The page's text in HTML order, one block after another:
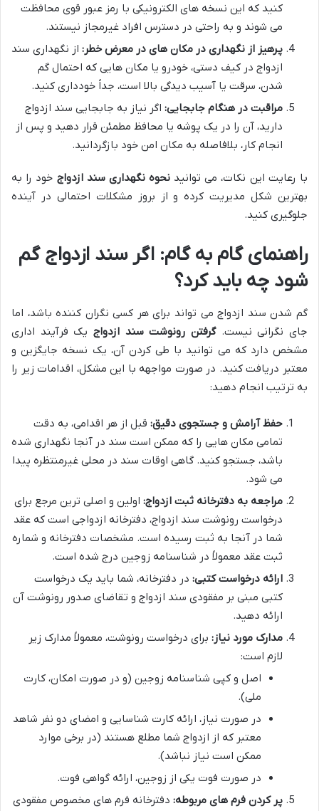
کنید که این نسخه های الکترونیکی با رمز عبور قوی محافظت
می شوند و به راحتی در دسترس افراد غیرمجاز نیستند.
پرهیز از نگهداری در مکان های در معرض خطر: از نگهداری سند
ازدواج در کیف دستی، خودرو یا مکان هایی که احتمال گم
شدن، سرقت یا آسیب دیدگی بالا است، جداً خودداری کنید.
مراقبت در هنگام جابجایی: اگر نیاز به جابجایی سند ازدواج
دارید، آن را در یک پوشه یا محافظ مطمئن قرار دهید و پس از
انجام کار، بلافاصله به مکان امن خود بازگردانید.
با رعایت این نکات، می توانید نحوه نگهداری سند ازدواج خود را به
بهترین شکل مدیریت کرده و از بروز مشکلات احتمالی در آینده
جلوگیری کنید.
راهنمای گام به گام: اگر سند ازدواج گم
شود چه باید کرد؟
گم شدن سند ازدواج می تواند برای هر کسی نگران کننده باشد، اما
جای نگرانی نیست.گرفتن رونوشت سند ازدواج یک فرآیند اداری
مشخص دارد که می توانید با طی کردن آن، یک نسخه جایگزین و
معتبر دریافت کنید. در صورت مواجهه با این مشکل، اقدامات زیر را
به ترتیب انجام دهید:
حفظ آرامش و جستجوی دقیق: قبل از هر اقدامی، به دقت
تمامی مکان هایی را که ممکن است سند در آنجا نگهداری شده
باشد، جستجو کنید. گاهی اوقات سند در محلی غیرمنتظره پیدا
می شود.
مراجعه به دفترخانه ثبت ازدواج: اولین و اصلی ترین مرجع برای
درخواست رونوشت سند ازدواج، دفترخانه ازدواجی است که عقد
شما در آنجا به ثبت رسیده است. مشخصات دفترخانه و شماره
ثبت عقد معمولاً در شناسنامه زوجین درج شده است.
ارائه درخواست کتبی: در دفترخانه، شما باید یک درخواست
کتبی مبنی بر مفقودی سند ازدواج و تقاضای صدور رونوشت آن
ارائه دهید.
مدارک مورد نیاز: برای درخواست رونوشت، معمولاً مدارک زیر
لازم است:
اصل و کپی شناسنامه زوجین (و در صورت امکان، کارت
ملی).
در صورت نیاز، ارائه کارت شناسایی و امضای دو نفر شاهد
معتبر که از ازدواج شما مطلع هستند (در برخی موارد
ممکن است نیاز نباشد).
در صورت فوت یکی از زوجین، ارائه گواهی فوت.
پر کردن فرم های مربوطه: دفترخانه فرم های مخصوص مفقودی